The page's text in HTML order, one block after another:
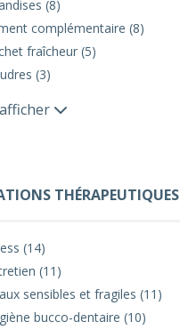
(8)
complémentaire (8)
fraîcheur (5)
(3)
THÉRAPEUTIQUES
(14)
(11)
sensibles et fragiles (11)
bucco-dentaire (10)